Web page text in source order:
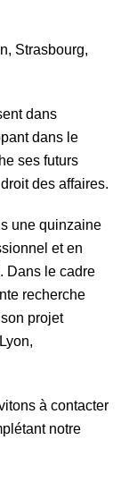
Strasbourg,
dans
dans le
ses futurs
des affaires.
une quinzaine
et en
Dans le cadre
recherche
projet
à contacter
notre